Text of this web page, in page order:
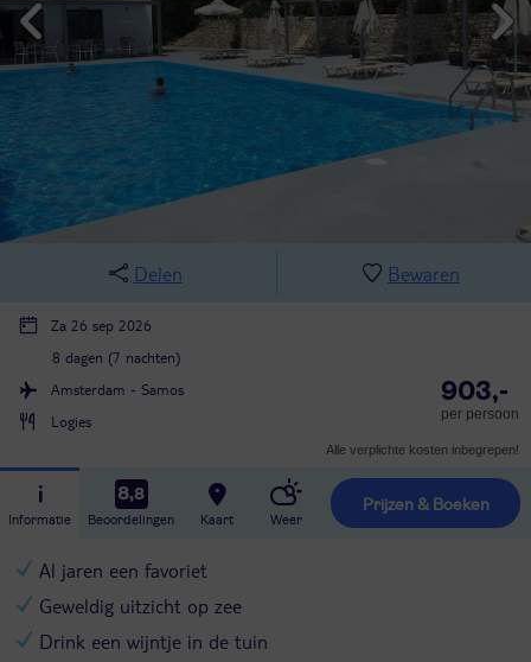
Delen Bewaren
Za 26 sep 2026
8 dagen (7 nachten)
Amsterdam - Samos
Logies
903,-
per persoon
Alle verplichte kosten inbegrepen!
Informatie
8,8
Beoordelingen Kaart Weer
Prijzen & Boeken
Al jaren een favoriet
Geweldig uitzicht op zee
Drink een wijntje in de tuin